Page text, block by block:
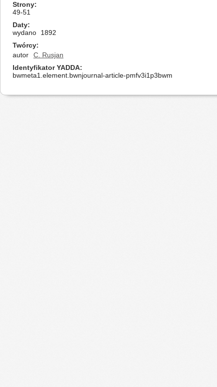
Strony
49-51
Daty
wydano
1892
Twórcy
autor
C. Rusjan
Identyfikator YADDA
bwmeta1.element.bwnjournal-article-pmfv3i1p3bwm